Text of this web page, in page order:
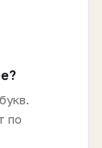
по